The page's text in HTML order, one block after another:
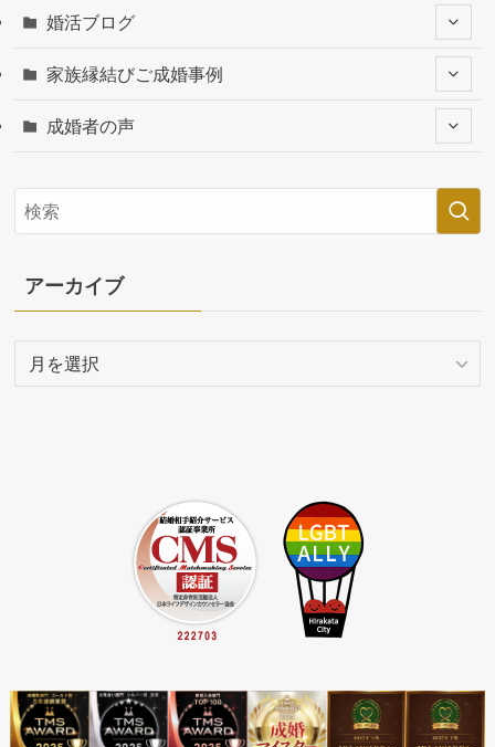
婚活ブログ
家族縁結びご成婚事例
成婚者の声
アーカイブ